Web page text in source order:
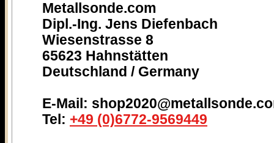
Metallsonde.com
Dipl.-Ing. Jens Diefenbach
Wiesenstrasse 8
65623 Hahnstätten
Deutschland / Germany
E-Mail:
Tel: +49 (0)6772-9569449